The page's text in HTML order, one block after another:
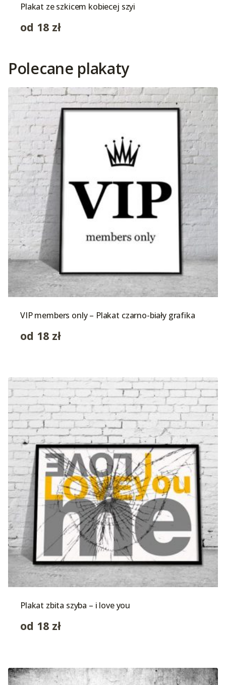
Plakat ze szkicem kobiecej szyi
od 18 zł
Polecane plakaty
VIP members only – Plakat czarno-biały grafika
od 18 zł
Plakat zbita szyba – i love you
od 18 zł